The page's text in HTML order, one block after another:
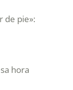
de pie»:
hora